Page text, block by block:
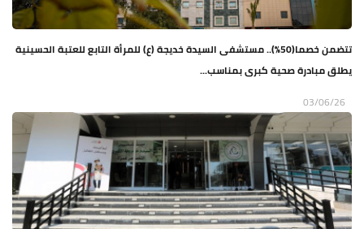
تتضمن خصما(50%).. مستشفى السيدة خديجة (ع) للمرأة التابع للعتبة الحسينية
يطلق مبادرة صحية كبرى بمناسب...
03/06/26